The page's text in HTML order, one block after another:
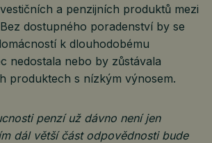
a penzijních produktů mezi
dostupného poradenství by se
k dlouhodobému
nedostala nebo by zůstávala
produktech s nízkým výnosem.
penzí už dávno není jen
dál větší část odpovědnosti bude